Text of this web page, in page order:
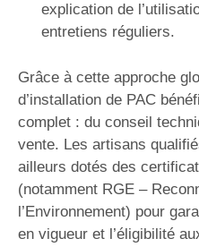
explication de
entretiens réguliers.
Grâce à cette approche
d’installation de PAC
complet : du conseil
vente. Les artisans
ailleurs dotés des
(notamment RGE –
l’Environnement) pour
en vigueur et l’éligibilité